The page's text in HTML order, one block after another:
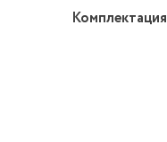
Комплектация